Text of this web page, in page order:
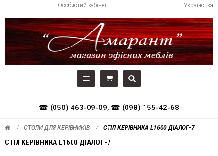
Українська
Особистий кабінет
☎ (050) 463-09-09, ☎ (098) 155-42-68
СТОЛИ ДЛЯ КЕРІВНИКІВ СТІЛ КЕРІВНИКА L1600 ДІАЛОГ-7
СТІЛ КЕРІВНИКА L1600 ДІАЛОГ-7